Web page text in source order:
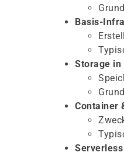
Basis-
Storage in
Container